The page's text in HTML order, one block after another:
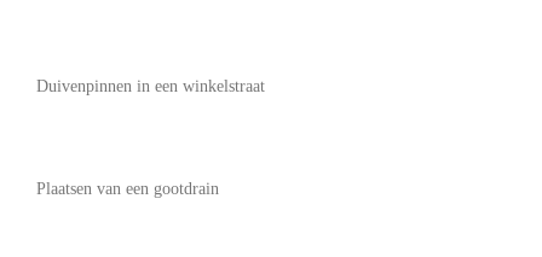
Duivenpinnen in een winkelstraat
Plaatsen van een gootdrain